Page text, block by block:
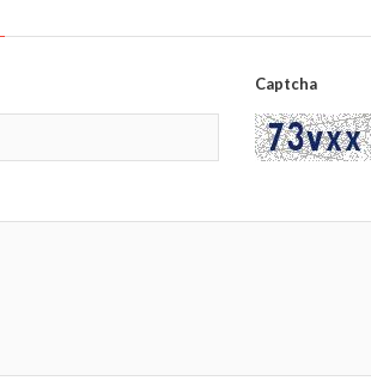
Captcha